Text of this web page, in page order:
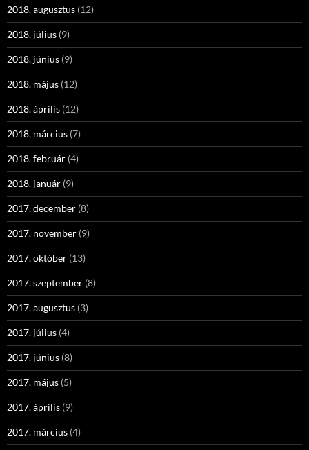
2018. augusztus (12)
2018. július (9)
2018. június (9)
2018. május (12)
2018. április (12)
2018. március (7)
2018. február (4)
2018. január (9)
2017. december (8)
2017. november (9)
2017. október (13)
2017. szeptember (8)
2017. augusztus (3)
2017. július (4)
2017. június (8)
2017. május (5)
2017. április (9)
2017. március (4)